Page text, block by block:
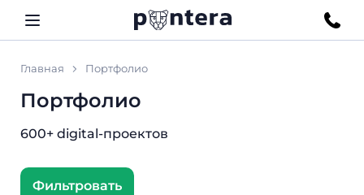
Главная Портфолио
Портфолио
600+ digital-проектов
Фильтровать